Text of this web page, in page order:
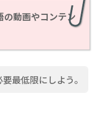
の動画やコンテン
最低限にしよう。